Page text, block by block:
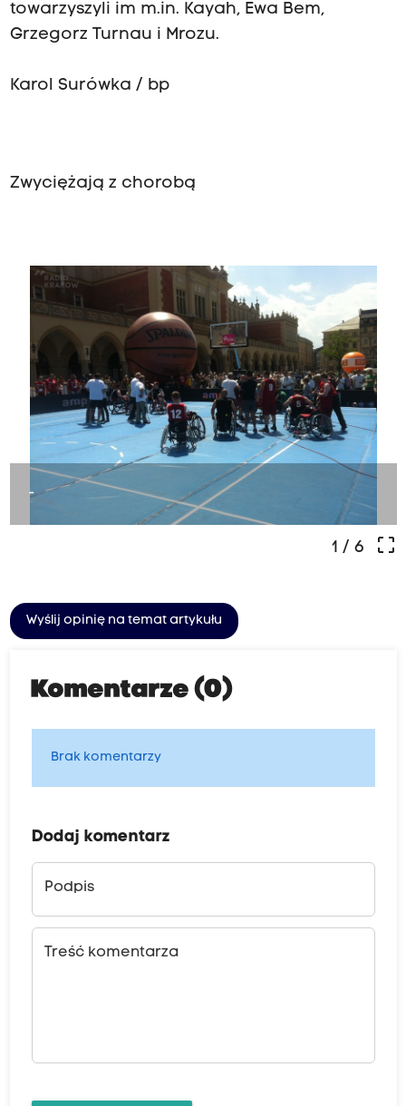
towarzyszyli im m.in. Kayah, Ewa Bem,
Grzegorz Turnau i Mrozu.
Karol Surówka / bp
Zwyciężają z chorobą
-
crop_free
1 / 6
Wyślij opinię na temat artykułu
Komentarze (0)
Brak komentarzy
Dodaj komentarz
Podpis
Treść komentarza